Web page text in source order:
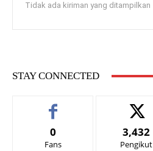
Tidak ada kiriman yang ditampilkan
STAY CONNECTED
0
Fans
3,432
Pengikut